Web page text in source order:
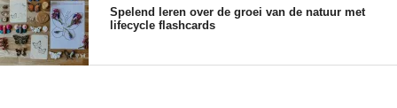
Spelend leren over de groei van de natuur met
lifecycle flashcards